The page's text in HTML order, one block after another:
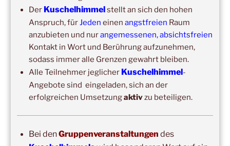
Wochenend-Event,17. Oktober 2026 –
18. Oktober
2026
Wochenende für 2:1 Ausbildung
Copyright © 2017-2026
Kuschelhimmel
Der Kuschelhimmelstellt an sich den hohen
Anspruch, fürJeden einen angstfreien Raum
anzubieten und nurangemessenen, absichtsfreien
Kontakt in Wort und Berührung aufzunehmen,
sodass immer alle Grenzen gewahrt bleiben.
Alle Teilnehmer jeglicher Kuschelhimmel-
Angebote sind eingeladen, sich an der
erfolgreichen Umsetzungaktivzu beteiligen.
Bei denGruppenveranstaltungen des